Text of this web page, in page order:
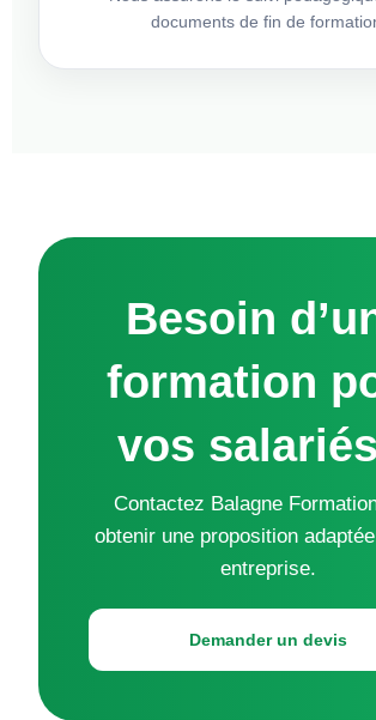
documents de fin de
Besoin
formation
vos
Contactez Balagne
obtenir une proposition
entreprise.
Demander un devis